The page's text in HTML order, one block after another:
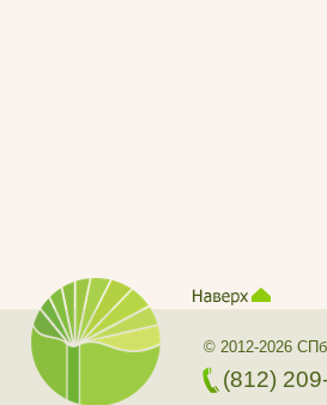
© 2012-2026 СПб
(812)